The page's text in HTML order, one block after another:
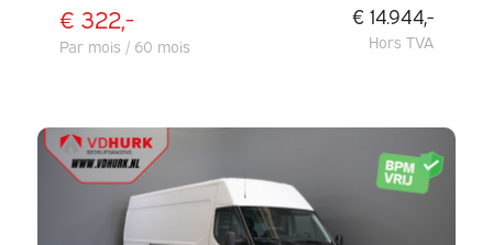
€ 322,-
Par mois / 60 mois
€ 14.944,-
Hors TVA